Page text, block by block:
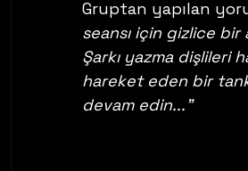
Gruptan yapılan
seansı için gizlice
Şarkı yazma dişlileri
hareket eden bir
devam edin..."